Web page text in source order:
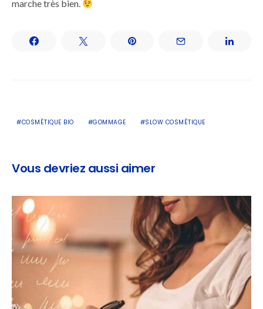
marche très bien.
COSMÉTIQUE BIO GOMMAGE SLOW COSMÉTIQUE
Vous devriez aussi aimer